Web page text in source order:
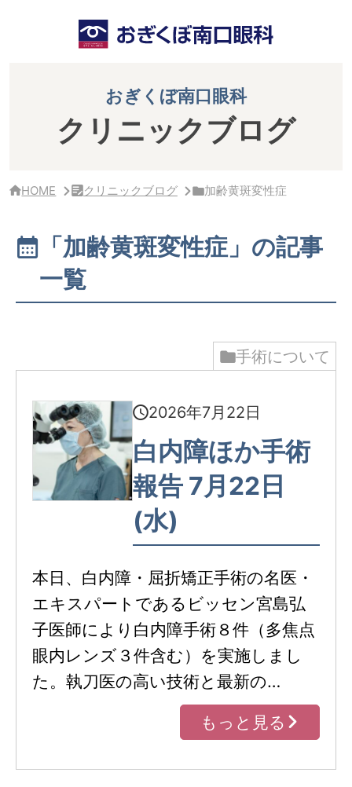
おぎくぼ南口眼科
クリニックブログ
HOME クリニックブログ 加齢黄斑変性症
「加齢黄斑変性症」の記事
一覧
手術について
2026年7月22日
白内障ほか手術
報告 7月22日
(水)
本日、白内障・屈折矯正手術の名医・
エキスパートであるビッセン宮島弘
子医師により白内障手術８件（多焦点
眼内レンズ３件含む）を実施しまし
た。執刀医の高い技術と最新の…
もっと見る